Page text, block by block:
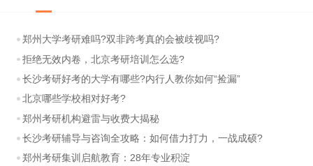
郑州大学考研难吗?双非跨考真的会被歧视吗?
拒绝无效内卷，北京考研培训怎么选?
长沙考研好考的大学有哪些?内行人教你如何“捡漏”
北京哪些学校相对好考?
郑州考研机构避雷与收费大揭秘
长沙考研辅导与咨询全攻略：如何借力打力，一战成硕?
郑州考研集训启航教育：28年专业积淀